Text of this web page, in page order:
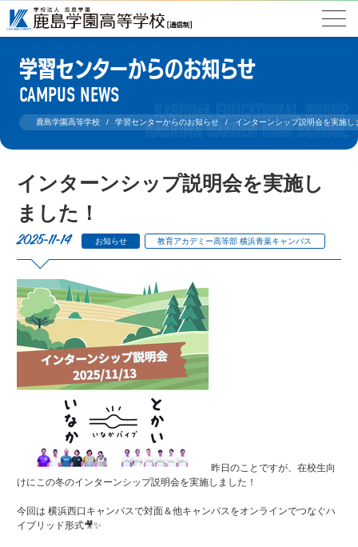
学習センターからのお知らせ
CAMPUS NEWS
鹿島学園高等学校 学習センターからのお知らせ インターンシップ説明会を実施し
インターンシップ説明会を実施し
ました！
2025-11-14 お知らせ 教育アカデミー高等部 横浜青葉キャンパス
昨日のことですが、在校生向
けにこの冬のインターンシップ説明会を実施しました！
今回は 横浜西口キャンパスで対面＆他キャンパスをオンラインでつなぐハ
イブリッド形式🎥✨